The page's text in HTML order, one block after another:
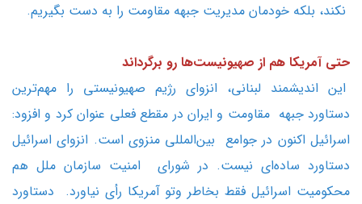
نکند، بلکه خودمان مدیریت جبهه مقاومت را به دست بگیریم.
حتی آمریکا هم از صهیونیست‌ها رو برگرداند
این اندیشمند لبنانی، انزوای رژیم صهیونیستی را مهم‌ترین
دستاورد جبهه مقاومت و ایران در مقطع فعلی عنوان کرد و افزود:
اسرائیل اکنون در جوامع بین‌المللی منزوی است. انزوای اسرائیل
دستاورد ساده‌ای نیست. در شورای امنیت سازمان ملل هم
محکومیت اسرائیل فقط بخاطر وتو آمریکا رأی نیاورد. دستاورد